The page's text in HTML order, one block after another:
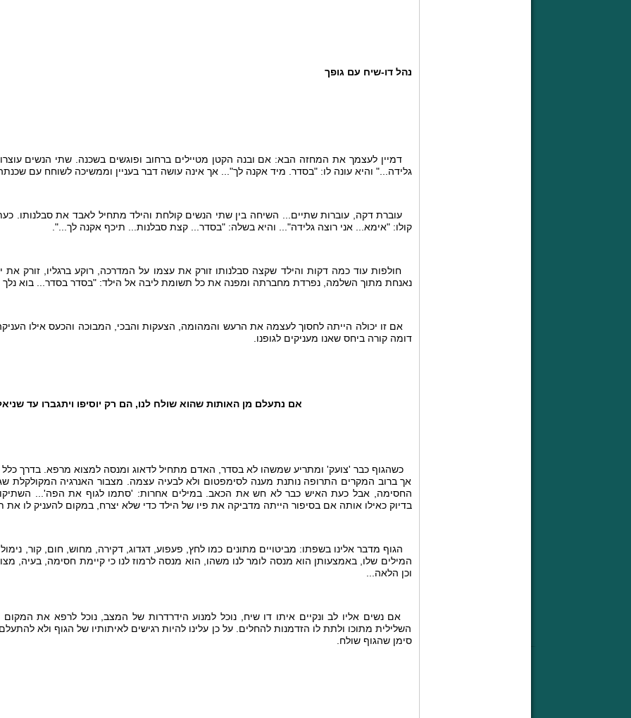
נהל דו-שיח עם גופך
דמיין לעצמך את המחזה הבא: אם ובנה הקטן מטיילים ברחוב ופוגשים בשכנה. שתי הנשים
גלידה..." והיא עונה לו: "בסדר. מיד אקנה לך"... אך אינה עושה דבר בעניין וממשיכה לשוחח עם
עוברת דקה, עוברות שתיים... השיחה בין שתי הנשים קולחת והילד מתחיל לאבד את סבלנותו.
קולו: "אימא... אני רוצה גלידה"... והיא בשלה: "בסדר... קצת סבלנות... תיכף אקנה לך...".
חולפות עוד כמה דקות והילד שקצה סבלנותו זורק את עצמו על המדרכה, רוקע ברגליו, זורק את
נאנחת מתוך השלמה, נפרדת מחברתה ומפנה את כל תשומת ליבה אל הילד: "בסדר בסדר... בוא נלך
אם זו יכולה הייתה לחסוך לעצמה את הרעש והמהומה, הצעקות והבכי, המבוכה והכעס אילו
דומה קורה ביחס שאנו מעניקים לגופנו.
אם נתעלם מן האותות שהוא שולח לנו, הם רק יוסיפו ויתגברו עד
כשהגוף כבר 'צועק' ומתריע שמשהו לא בסדר, האדם מתחיל לדאוג ומנסה למצוא מרפא. בדרך כלל
אך ברוב המקרים התרופה נותנת מענה לסימפטום ולא לבעיה עצמה. מצבור האנרגיה המקולקלת
החסימה, אבל כעת האיש כבר לא חש את הכאב. במילים אחרות: 'סתמו לגוף את הפה'... השתיקו
בדיוק כאילו אותה אם בסיפור הייתה מדביקה את פיו של הילד כדי שלא יצרח, במקום להעניק לו
הגוף מדבר אלינו בשפתו: מביטויים מתונים כמו לחץ, פעפוע, דגדוג, דקירה, מחוש, חום, קור,
המילים שלו, באמצעותן הוא מנסה לומר לנו משהו, הוא מנסה לרמוז לנו כי קיימת חסימה, בעיה,
וכן הלאה...
אם נשים אליו לב ונקיים איתו דו שיח, נוכל למנוע הידרדרות של המצב, נוכל לרפא את
השלילית מתוכו ולתת לו הזדמנות להחלים. על כן עלינו להיות רגישים לאיתותיו של הגוף ולא
סימן שהגוף שולח.